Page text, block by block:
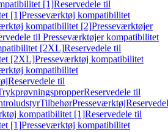
[1]Reservedele til
[1]Presseværktøj kompatibilitet
kompatibilitet [2]Presseværktøjer
til Presseværktøjer kompatibilitet
[2XL]Reservedele til
[2XL]Presseværktøj kompatibilitet
kompatibilitet
Reservedele til
Reservedele til
TilbehørPresseværktøj
kompatibilitet [1]Reservedele til
[1]Presseværktøj kompatibilitet